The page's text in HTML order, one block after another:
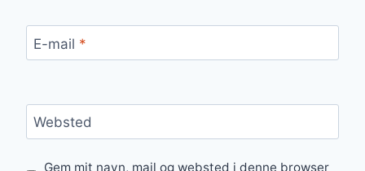
E-mail *
Websted
Gem mit navn, mail og websted i denne browser